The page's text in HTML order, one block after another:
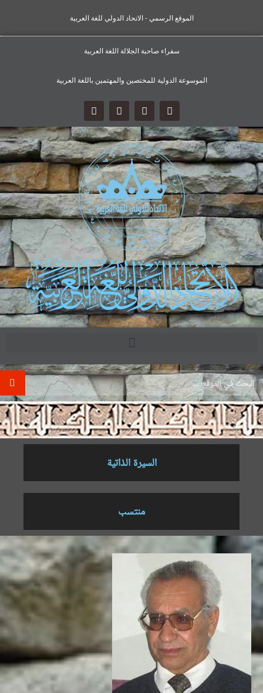
الموقع الرسمي - الاتحاد الدولي للغة العربية
سفراء صاحبة الجلالة اللغة العربية
الموسوعة الدولية للمختصين والمهتمين باللغة العربية
.
السيرة الذاتية
منتسب